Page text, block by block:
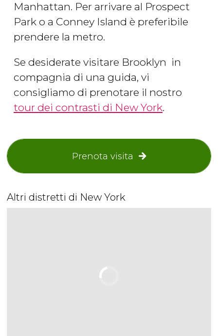
Manhattan. Per arrivare al Prospect
Park o a Conney Island è preferibile
prendere la metro.
Se desiderate visitare Brooklyn in
compagnia di una guida, vi
consigliamo di prenotare il nostro
tour dei contrasti di New York.
Prenota visita
Altri distretti di New York